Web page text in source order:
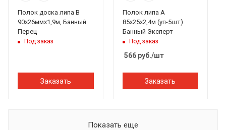
Полок доска липа В
90х26ммх1,9м, Банный
Перец
Под заказ
Заказать
Полок липа А
85х25х2,4м (уп-5шт)
Банный Эксперт
Под заказ
566руб./шт
Заказать
Показать еще